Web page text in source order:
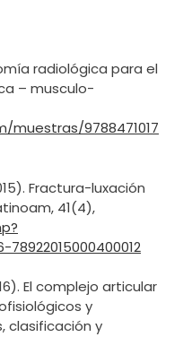
radiológica para el
– musculo-
muestras/9788471017
Fractura-luxación
41(4),
El complejo articular
y
clasificación y